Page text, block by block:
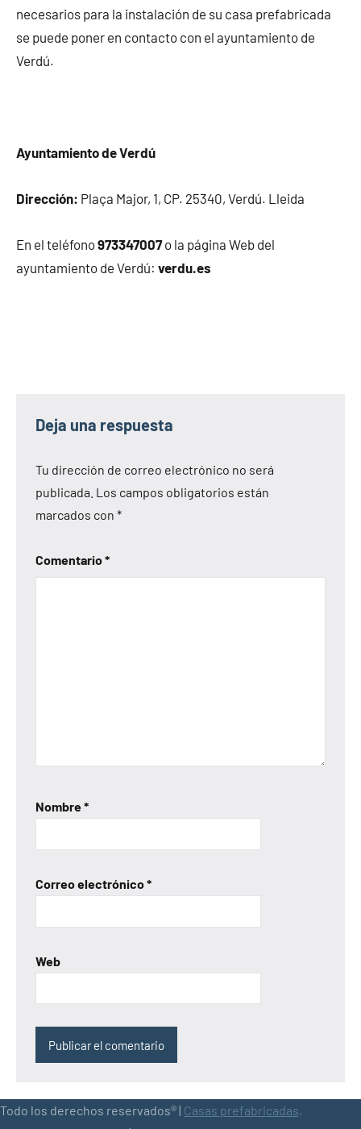
necesarios para la instalación de su casa prefabricada
se puede poner en contacto con el ayuntamiento de
Verdú.
Ayuntamiento de Verdú
Dirección: Plaça Major, 1, CP. 25340, Verdú. Lleida
En el teléfono973347007o la página Web del
ayuntamiento de Verdú: verdu.es
Deja una respuesta
Tu dirección de correo electrónico no será
publicada. Los campos obligatorios están
marcados con *
Comentario*
Nombre*
Correo electrónico*
Web
Todo los derechos reservados® | Casas prefabricadas,